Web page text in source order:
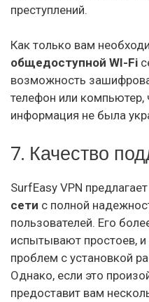
преступлений.
Как только вам
общедоступной WI-Fi
возможность
телефон или
информация не была
7. Качество
SurfEasy VPN предлагает
сети с полной
пользователей. Его
испытывают простоев, и
проблем с установкой
Однако, если это
предоставит вам